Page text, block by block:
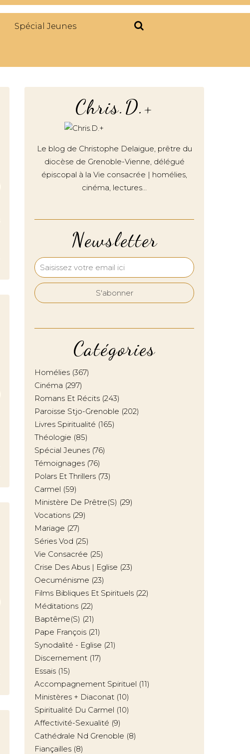
Spécial Jeunes
Newsletter
Catégories
Homélies (367)
Cinéma (297)
Romans Et Récits (243)
Paroisse Stjo-Grenoble (202)
Livres Spiritualité (165)
Théologie (85)
Spécial Jeunes (76)
Témoignages (76)
Polars Et Thrillers (73)
Carmel (59)
Ministère De Prêtre(s) (29)
Vocations (29)
Mariage (27)
Séries Vod (25)
Vie Consacrée (25)
Crise Des Abus | Eglise (23)
Oecuménisme (23)
Films Bibliques Et Spirituels (22)
Méditations (22)
Baptême(s) (21)
Pape François (21)
Synodalité - Eglise (21)
Discernement (17)
Essais (15)
Accompagnement Spirituel (11)
Ministères + Diaconat (10)
Spiritualité Du Carmel (10)
Affectivité-Sexualité (9)
Cathédrale Nd Grenoble (8)
Fiançailles (8)
Chris.D.+
Le blog de Christophe Delaigue, prêtre du
diocèse de Grenoble-Vienne, délégué
épiscopal à la Vie consacrée | homélies,
cinéma, lectures…